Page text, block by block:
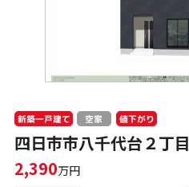
新築一戸建て 空家 値下がり
四日市市八千代台２丁目
2,390万円